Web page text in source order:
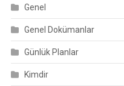
Genel
Genel Dokümanlar
Günlük Planlar
Kimdir